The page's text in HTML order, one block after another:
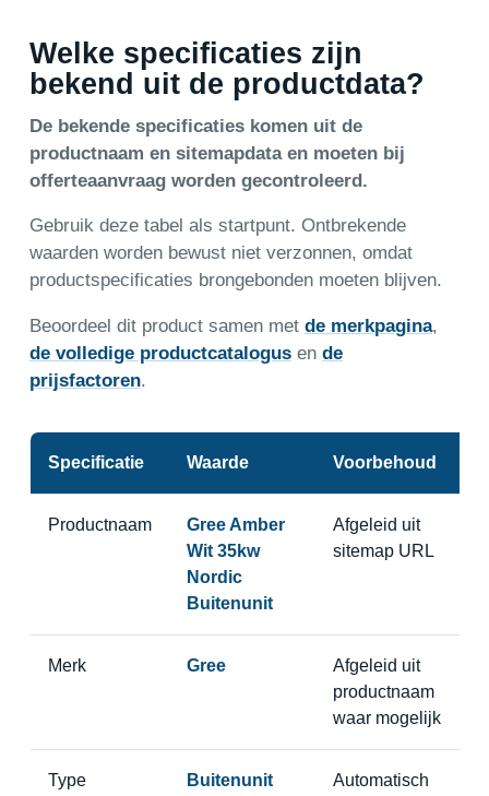
Welke specificaties zijn
bekend uit de productdata?
De bekende specificaties komen uit de
productnaam en sitemapdata en moeten bij
offerteaanvraag worden gecontroleerd.
Gebruik deze tabel als startpunt. Ontbrekende
waarden worden bewust niet verzonnen, omdat
productspecificaties brongebonden moeten blijven.
Beoordeel dit product samen met de merkpagina,
de volledige productcatalogusen de
prijsfactoren.
Specificatie Waarde Voorbehoud
Productnaam
Gree Amber
Wit 35kw
Nordic
Buitenunit
Afgeleid uit
sitemap URL
Merk Gree
Afgeleid uit
productnaam
waar mogelijk
Type Buitenunit
Automatisch